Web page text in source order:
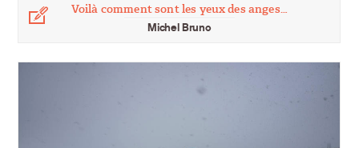
Voilà comment sont les yeux des anges…
Michel Bruno
Légende